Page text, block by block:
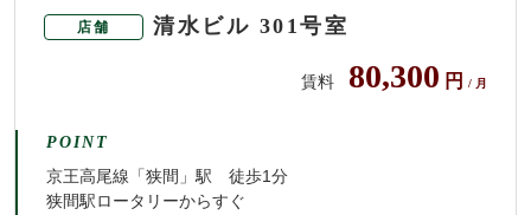
店舗 清水ビル 301号室
賃料 80,300 円 / 月
POINT
京王高尾線「狭間」駅 徒歩1分
狭間駅ロータリーからすぐ